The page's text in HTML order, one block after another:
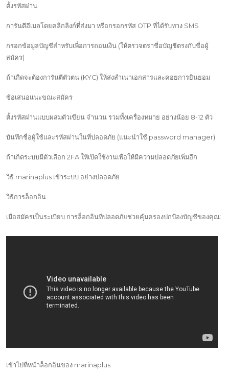
ตั้งรหัสผ่าน
การันตีอีเมลโดยคลิกลิงก์ที่ส่งมา หรือกรอกรหัส OTP ที่ได้รับทาง SMS
กรอกข้อมูลบัญชีสำหรับเพื่อการถอนเงิน (ให้ตรวจตราชื่อบัญชีตรงกับชื่อผู้
สมัคร)
ถ้าเกิดจะต้องการันตีตัวตน (KYC) ให้ส่งสำเนาเอกสารและคอยการยินยอม
ข้อเสนอแนะขณะสมัคร
ตั้งรหัสผ่านแบบผสมตัวเขียน จำนวน รวมทั้งเครื่องหมาย อย่างน้อย 8-12 ตัว
บันทึกชื่อผู้ใช้และรหัสผ่านในที่ปลอดภัย (แนะนำใช้ password manager)
ถ้าเกิดระบบมีตัวเลือก 2FA ให้เปิดใช้งานเพื่อให้มีความปลอดภัยเพิ่มอีก
วิธี marinaplus เข้าระบบ อย่างปลอดภัย
วิธีการล็อกอิน
เมื่อสมัครเป็นระเบียบ การล็อกอินที่ปลอดภัยช่วยคุ้มครองปกป้องบัญชีของคุณ:
เข้าไปที่หน้าล็อกอินของ marinaplus